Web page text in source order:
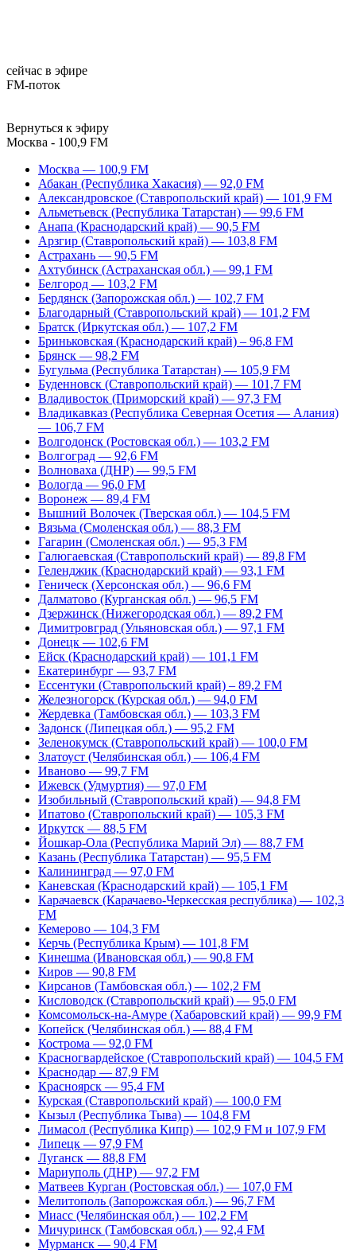
сейчас в эфире
FM-поток
Вернуться к эфиру
Москва - 100,9 FM
Москва — 100,9 FM
Абакан (Республика Хакасия) — 92,0 FM
Александровское (Ставропольский край) — 101,9 FM
Альметьевск (Республика Татарстан) — 99,6 FM
Анапа (Краснодарский край) — 90,5 FM
Арзгир (Ставропольский край) — 103,8 FM
Астрахань — 90,5 FM
Ахтубинск (Астраханская обл.) — 99,1 FM
Белгород — 103,2 FM
Бердянск (Запорожская обл.) — 102,7 FM
Благодарный (Ставропольский край) — 101,2 FM
Братск (Иркутская обл.) — 107,2 FM
Бриньковская (Краснодарский край) – 96,8 FM
Брянск — 98,2 FM
Бугульма (Республика Татарстан) — 105,9 FM
Буденновск (Ставропольский край) — 101,7 FM
Владивосток (Приморский край) — 97,3 FM
Владикавказ (Республика Северная Осетия — Алания)
— 106,7 FM
Волгодонск (Ростовская обл.) — 103,2 FM
Волгоград — 92,6 FM
Волноваха (ДНР) — 99,5 FM
Вологда — 96,0 FM
Воронеж — 89,4 FM
Вышний Волочек (Тверская обл.) — 104,5 FM
Вязьма (Смоленская обл.) — 88,3 FM
Гагарин (Смоленская обл.) — 95,3 FM
Галюгаевская (Ставропольский край) — 89,8 FM
Геленджик (Краснодарский край) — 93,1 FM
Геническ (Херсонская обл.) — 96,6 FM
Далматово (Курганская обл.) — 96,5 FM
Дзержинск (Нижегородская обл.) — 89,2 FM
Димитровград (Ульяновская обл.) — 97,1 FM
Донецк — 102,6 FM
Ейск (Краснодарский край) — 101,1 FM
Екатеринбург — 93,7 FM
Ессентуки (Ставропольский край) – 89,2 FM
Железногорск (Курская обл.) — 94,0 FM
Жердевка (Тамбовская обл.) — 103,3 FM
Задонск (Липецкая обл.) — 95,2 FM
Зеленокумск (Ставропольский край) — 100,0 FM
Златоуст (Челябинская обл.) — 106,4 FM
Иваново — 99,7 FM
Ижевск (Удмуртия) — 97,0 FM
Изобильный (Ставропольский край) — 94,8 FM
Ипатово (Ставропольский край) — 105,3 FM
Иркутск — 88,5 FM
Йошкар-Ола (Республика Марий Эл) — 88,7 FM
Казань (Республика Татарстан) — 95,5 FM
Калининград — 97,0 FM
Каневская (Краснодарский край) — 105,1 FM
Карачаевск (Карачаево-Черкесская республика) — 102,3
FM
Кемерово — 104,3 FM
Керчь (Республика Крым) — 101,8 FM
Кинешма (Ивановская обл.) — 90,8 FM
Киров — 90,8 FM
Кирсанов (Тамбовская обл.) — 102,2 FM
Кисловодск (Ставропольский край) — 95,0 FM
Комсомольск-на-Амуре (Хабаровский край) — 99,9 FM
Копейск (Челябинская обл.) — 88,4 FM
Кострома — 92,0 FM
Красногвардейское (Ставропольский край) — 104,5 FM
Краснодар — 87,9 FM
Красноярск — 95,4 FM
Курская (Ставропольский край) — 100,0 FM
Кызыл (Республика Тыва) — 104,8 FM
Лимасол (Республика Кипр) — 102,9 FM и 107,9 FM
Липецк — 97,9 FM
Луганск — 88,8 FM
Мариуполь (ДНР) — 97,2 FM
Матвеев Курган (Ростовская обл.) — 107,0 FM
Мелитополь (Запорожская обл.) — 96,7 FM
Миасс (Челябинская обл.) — 102,2 FM
Мичуринск (Тамбовская обл.) — 92,4 FM
Мурманск — 90,4 FM